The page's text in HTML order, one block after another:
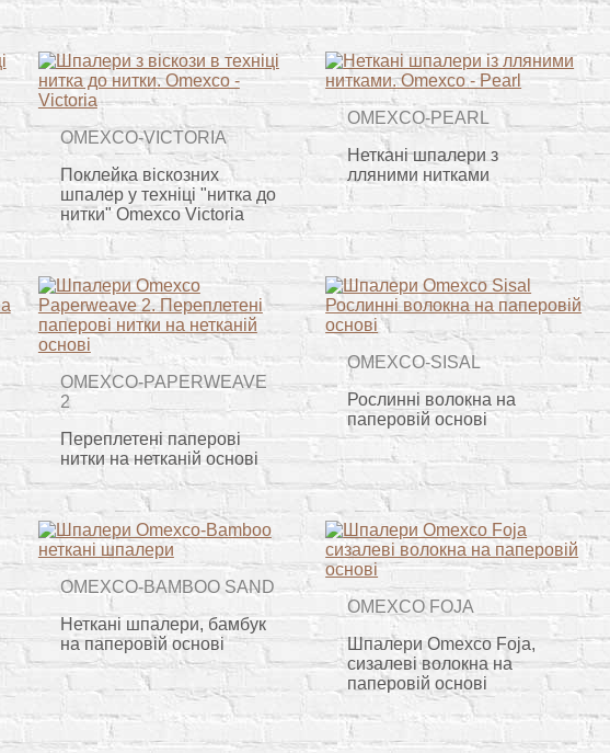
OMEXCO-VICTORIA
Поклейка віскозних
шпалер у техніці "нитка до
нитки" Omexco Victoria
OMEXCO-PEARL
Неткані шпалери з
лляними нитками
OMEXCO-PAPERWEAVE
2
Переплетені паперові
нитки на нетканій основі
OMEXCO-SISAL
Рослинні волокна на
паперовій основі
OMEXCO-BAMBOO SAND
Неткані шпалери, бамбук
на паперовій основі
OMEXCO FOJA
Шпалери Omexco Foja,
сизалеві волокна на
паперовій основі